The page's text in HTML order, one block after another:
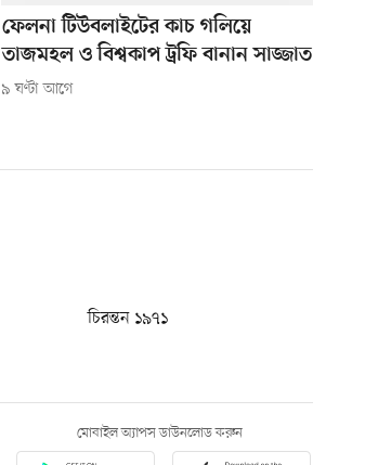
ফেলনা টিউবলাইটের কাচ গলিয়ে
তাজমহল ও বিশ্বকাপ ট্রফি বানান সাজ্জাত
৯ ঘণ্টা আগে
চিরন্তন ১৯৭১
মোবাইল অ্যাপস ডাউনলোড করুন